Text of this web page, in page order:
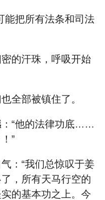
把所有法条和司法
的汗珠，呼吸开始
全部被镇住了。
：“他的法律功底……
”
：“我们总惊叹于姜
，所有天马行空的
的基本功之上。今